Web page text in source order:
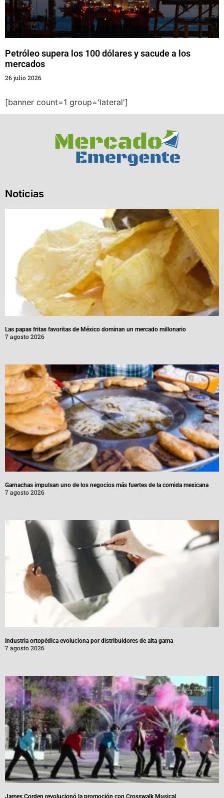
Petróleo supera los 100 dólares y sacude a los
mercados
26 julio 2026
[banner count=1 group='lateral']
Noticias
Las papas fritas favoritas de México dominan un mercado millonario
7 agosto 2026
Garnachas impulsan uno de los negocios más fuertes de la comida mexicana
7 agosto 2026
Industria ortopédica evoluciona por distribuidores de alta gama
7 agosto 2026
James Corden revolucionó la promoción con Crosswalk Musical